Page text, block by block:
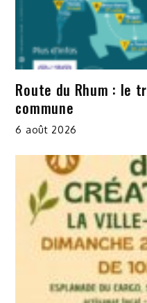
Route du Rhum : le
commune
6 août 2026